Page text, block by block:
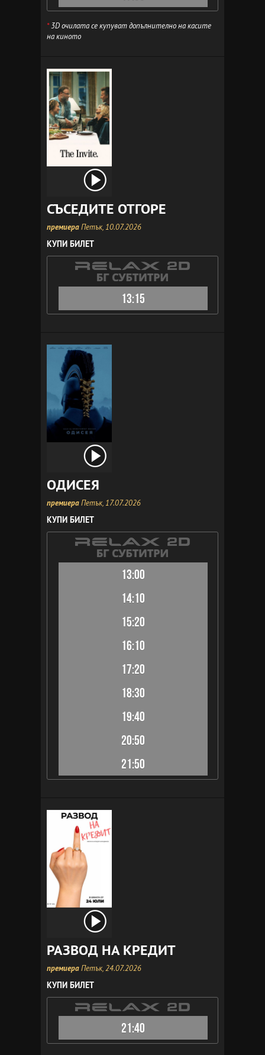
*3D очилата се купуват допълнително на касите
на киното
СЪСЕДИТЕ ОТГОРЕ
премиераПетък, 10.07.2026
КУПИ БИЛЕТ
13:15
ОДИСЕЯ
премиераПетък, 17.07.2026
КУПИ БИЛЕТ
13:00
14:10
15:20
16:10
17:20
18:30
19:40
20:50
21:50
РАЗВОД НА КРЕДИТ
премиераПетък, 24.07.2026
КУПИ БИЛЕТ
21:40